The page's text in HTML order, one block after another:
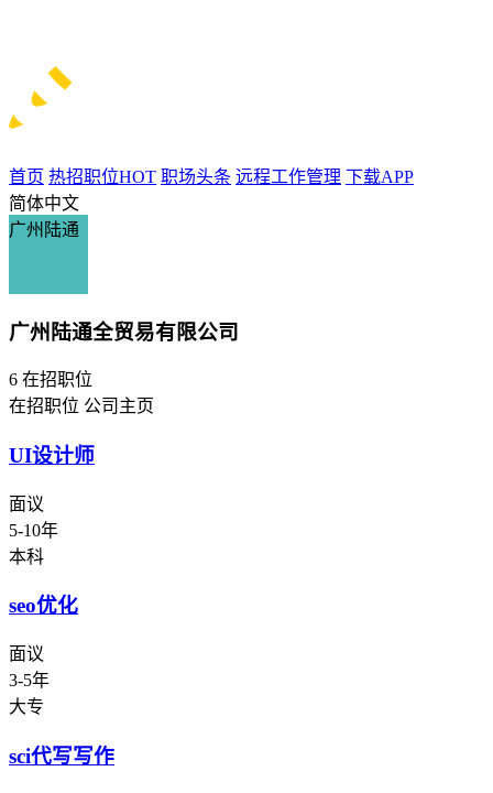
首页 热招职位HOT 职场头条 远程工作管理 下载APP
简体中文
广州陆通
广州陆通全贸易有限公司
6 在招职位
在招职位 公司主页
UI设计师
面议
5-10年
本科
seo优化
面议
3-5年
大专
sci代写写作